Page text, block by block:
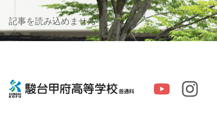
記事を読み込めませんでした。